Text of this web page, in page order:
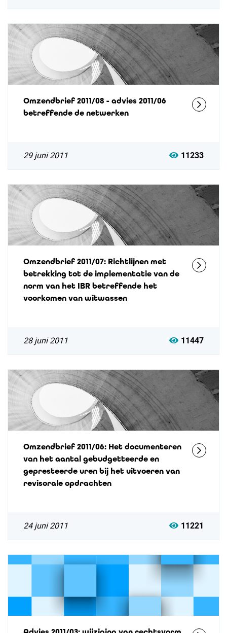
Omzendbrief 2011/08 - advies 2011/06
betreffende de netwerken
29 juni 2011 11233
Omzendbrief 2011/07: Richtlijnen met
betrekking tot de implementatie van de
norm van het IBR betreffende het
voorkomen van witwassen
28 juni 2011 11447
Omzendbrief 2011/06: Het documenteren
van het aantal gebudgetteerde en
gepresteerde uren bij het uitvoeren van
revisorale opdrachten
24 juni 2011 11221